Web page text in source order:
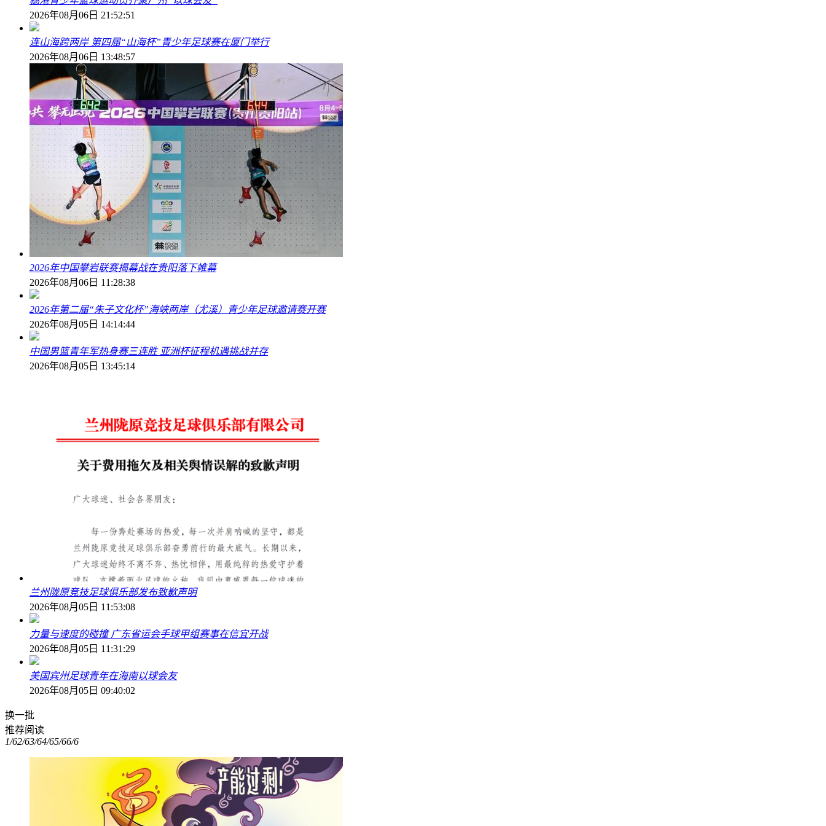
2026年08月06日 21:52:51
连山海跨两岸 第四届“山海杯”青少年足球赛在厦门举行
2026年08月06日 13:48:57
2026年中国攀岩联赛揭幕战在贵阳落下帷幕
2026年08月06日 11:28:38
2026年第二届“朱子文化杯”海峡两岸（尤溪）青少年足球邀请赛开赛
2026年08月05日 14:14:44
中国男篮青年军热身赛三连胜 亚洲杯征程机遇挑战并存
2026年08月05日 13:45:14
兰州陇原竞技足球俱乐部发布致歉声明
2026年08月05日 11:53:08
力量与速度的碰撞 广东省运会手球甲组赛事在信宜开战
2026年08月05日 11:31:29
美国宾州足球青年在海南以球会友
2026年08月05日 09:40:02
换一批
推荐阅读
1/62/63/64/65/66/6